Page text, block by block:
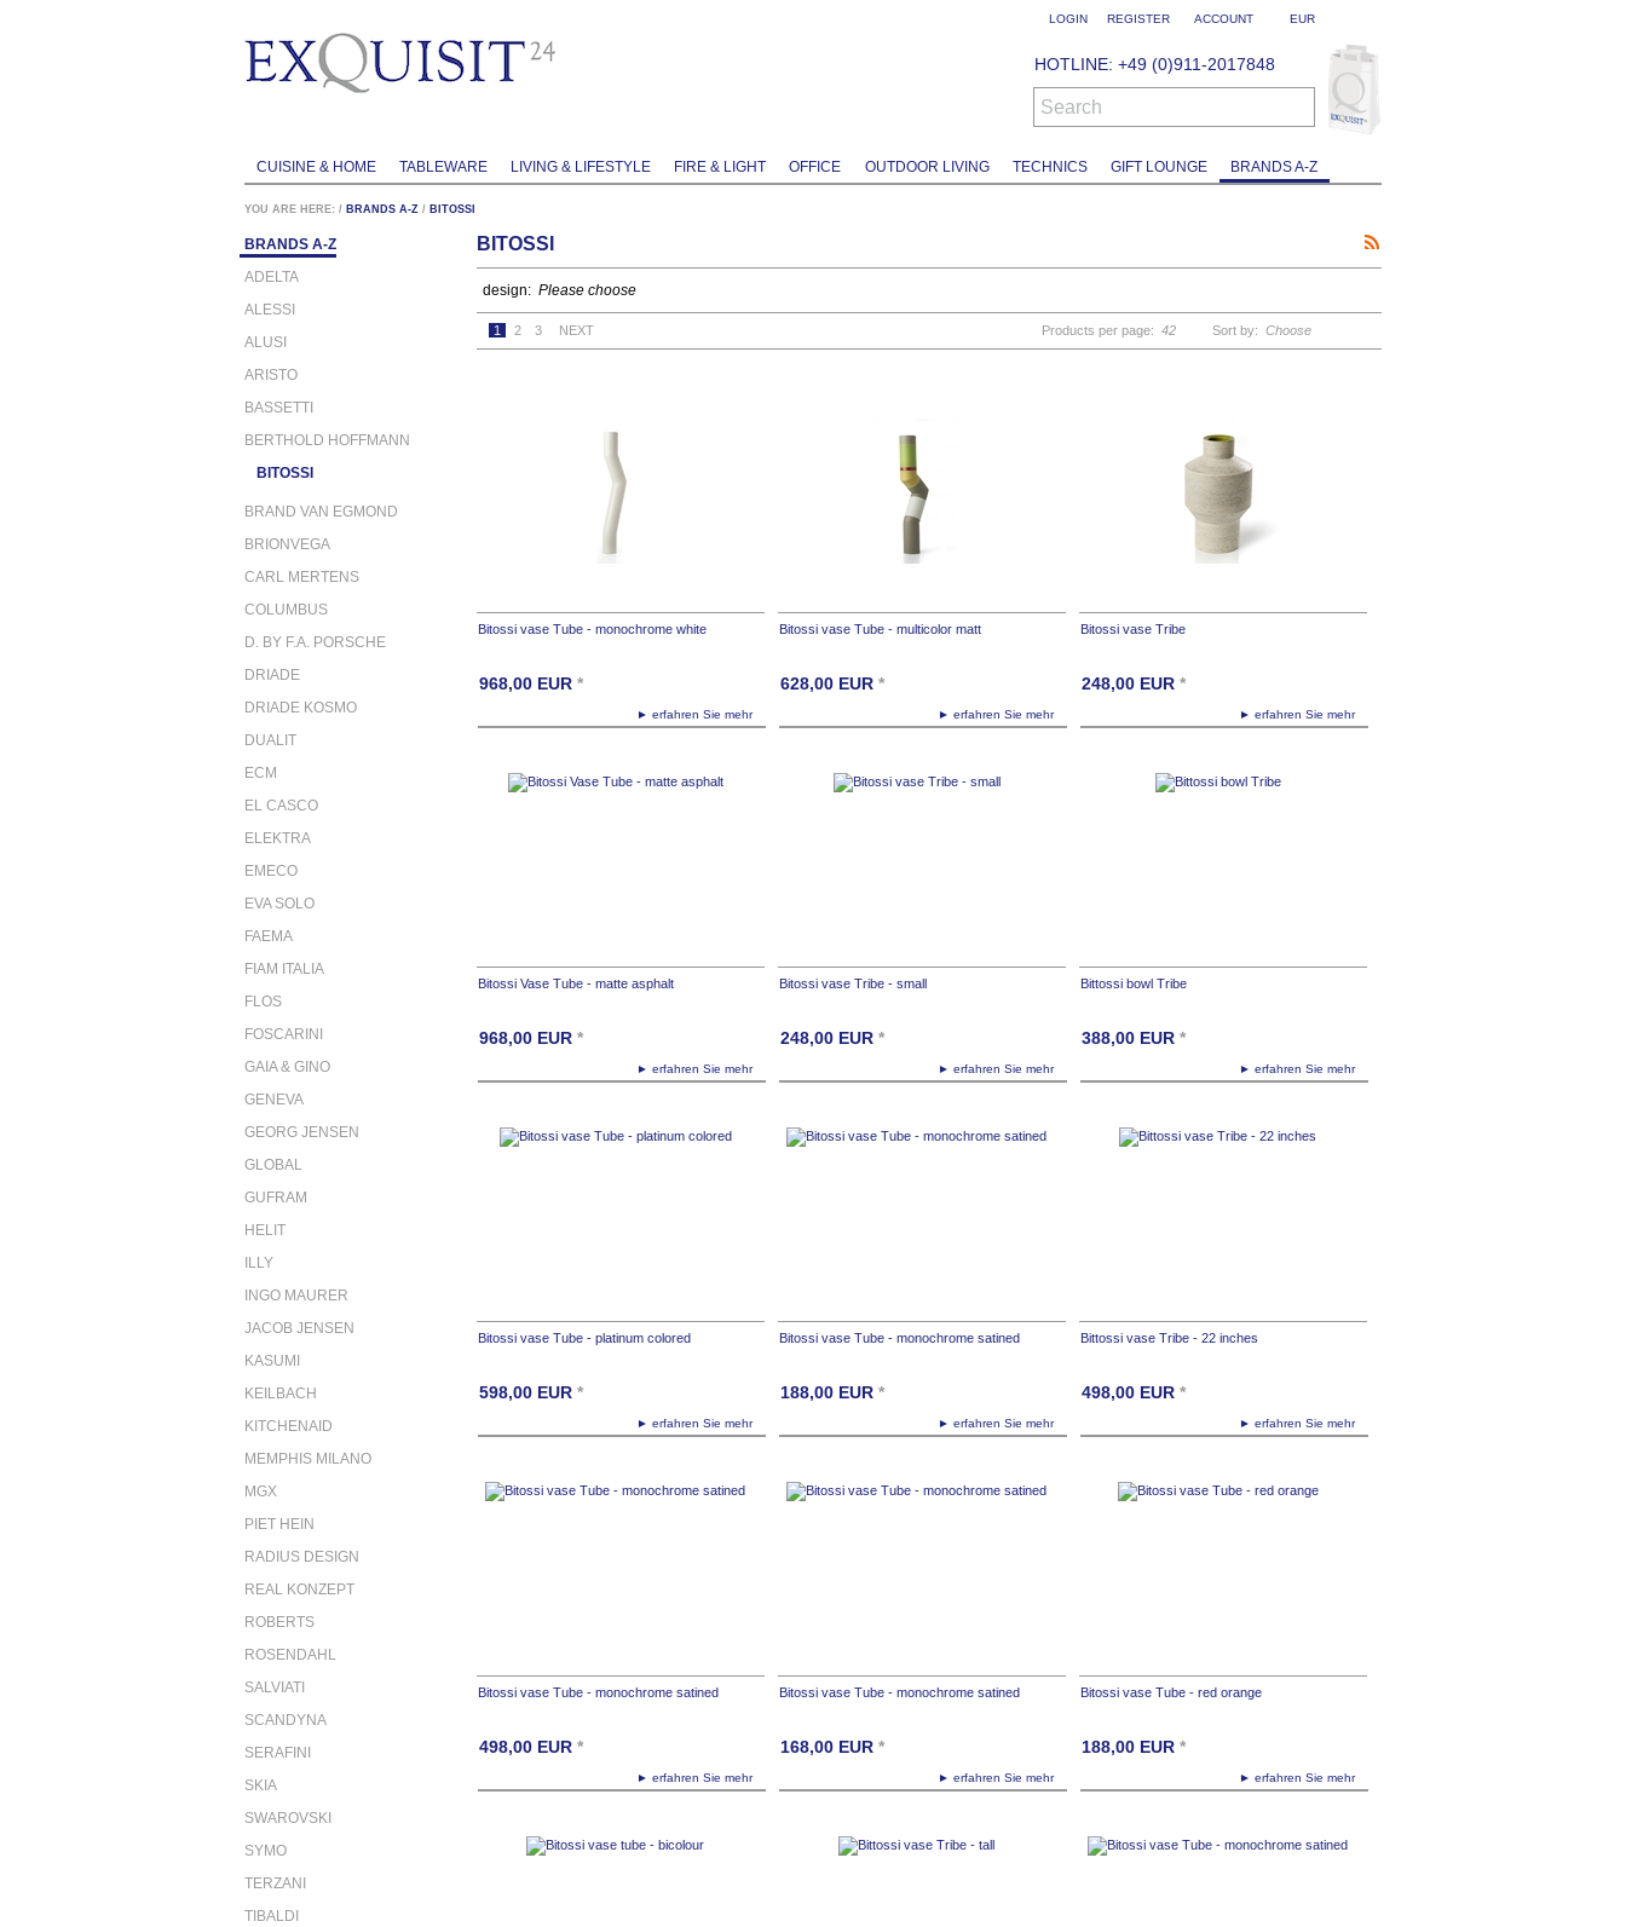
EUR
ACCOUNT
LOGIN REGISTER
CUISINE & HOME TABLEWARE LIVING & LIFESTYLE FIRE & LIGHT OFFICE OUTDOOR LIVING TECHNICS GIFT LOUNGE BRANDS A-Z
HOTLINE: +49 (0)911-2017848
Search
YOU ARE HERE: / BRANDS A-Z / BITOSSI
BRANDS A-Z
ADELTA
ALESSI
ALUSI
ARISTO
BASSETTI
BERTHOLD HOFFMANN
BITOSSI
BRAND VAN EGMOND
BRIONVEGA
CARL MERTENS
COLUMBUS
D. BY F.A. PORSCHE
DRIADE
DRIADE KOSMO
DUALIT
ECM
EL CASCO
ELEKTRA
EMECO
EVA SOLO
FAEMA
FIAM ITALIA
FLOS
FOSCARINI
GAIA & GINO
GENEVA
GEORG JENSEN
GLOBAL
GUFRAM
HELIT
ILLY
INGO MAURER
JACOB JENSEN
KASUMI
KEILBACH
KITCHENAID
MEMPHIS MILANO
MGX
PIET HEIN
RADIUS DESIGN
REAL KONZEPT
ROBERTS
ROSENDAHL
SALVIATI
SCANDYNA
SERAFINI
SKIA
SWAROVSKI
SYMO
TERZANI
TIBALDI
BITOSSI
design: Please choose
1 2 3 NEXT Sort by: Choose
Products per page: 42
Bitossi vase Tube - monochrome white
► erfahren Sie mehr
968,00 EUR *
Bitossi vase Tube - multicolor matt
► erfahren Sie mehr
628,00 EUR *
Bitossi vase Tribe
► erfahren Sie mehr
248,00 EUR *
Bitossi Vase Tube - matte asphalt
► erfahren Sie mehr
968,00 EUR *
Bitossi vase Tribe - small
► erfahren Sie mehr
248,00 EUR *
Bittossi bowl Tribe
► erfahren Sie mehr
388,00 EUR *
Bitossi vase Tube - platinum colored
► erfahren Sie mehr
598,00 EUR *
Bitossi vase Tube - monochrome satined
► erfahren Sie mehr
188,00 EUR *
Bittossi vase Tribe - 22 inches
► erfahren Sie mehr
498,00 EUR *
Bitossi vase Tube - monochrome satined
► erfahren Sie mehr
498,00 EUR *
Bitossi vase Tube - monochrome satined
► erfahren Sie mehr
168,00 EUR *
Bitossi vase Tube - red orange
► erfahren Sie mehr
188,00 EUR *